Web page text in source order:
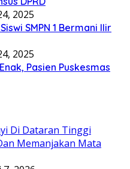
2025
SMPN 1 Bermani Ilir
2025
Pasien Puskesmas